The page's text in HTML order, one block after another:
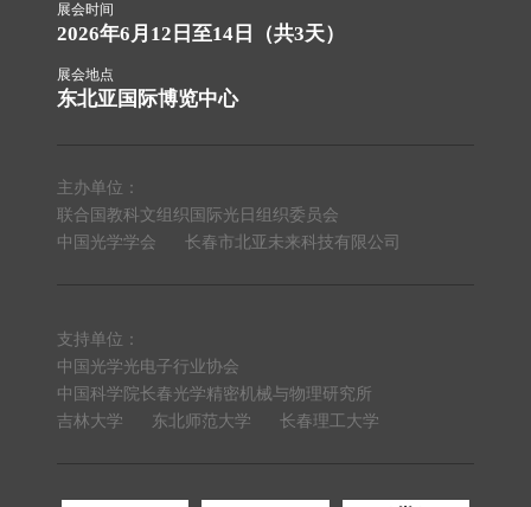
展会时间
2026年6月12日至14日（共3天）
展会地点
东北亚国际博览中心
主办单位：
联合国教科文组织国际光日组织委员会
中国光学学会
长春市北亚未来科技有限公司
支持单位：
中国光学光电子行业协会
中国科学院长春光学精密机械与物理研究所
吉林大学
东北师范大学 长春理工大学